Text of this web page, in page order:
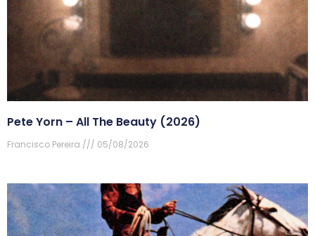
Pete Yorn – All The Beauty (2026)
Francisco Pereira 05/08/2026